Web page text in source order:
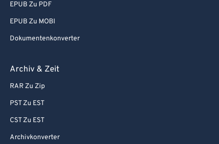
EPUB Zu PDF
EPUB Zu MOBI
Dokumentenkonverter
Archiv & Zeit
RAR Zu Zip
PST Zu EST
CST Zu EST
Archivkonverter